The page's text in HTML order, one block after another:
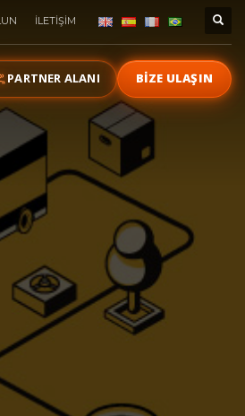
İLETİŞİM
PARTNER ALANI BİZE ULAŞIN